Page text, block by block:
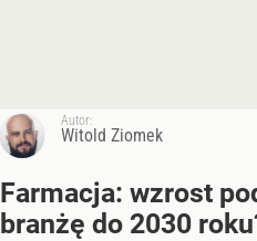
Autor:
Witold Ziomek
Farmacja: wzrost
branżę do 2030